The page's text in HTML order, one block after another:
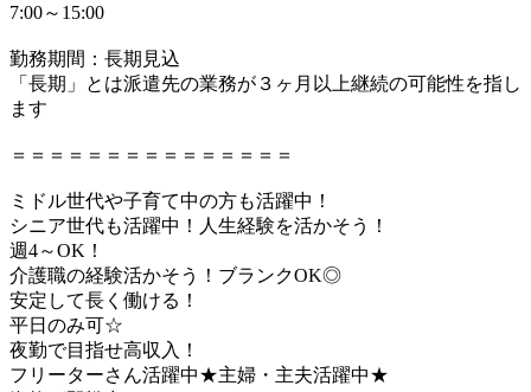
7:00～15:00
勤務期間：長期見込
「長期」とは派遣先の業務が３ヶ月以上継続の可能性を指し
ます
＝＝＝＝＝＝＝＝＝＝＝＝＝＝＝
ミドル世代や子育て中の方も活躍中！
シニア世代も活躍中！人生経験を活かそう！
週4～OK！
介護職の経験活かそう！ブランクOK◎
安定して長く働ける！
平日のみ可☆
夜勤で目指せ高収入！
フリーターさん活躍中★主婦・主夫活躍中★